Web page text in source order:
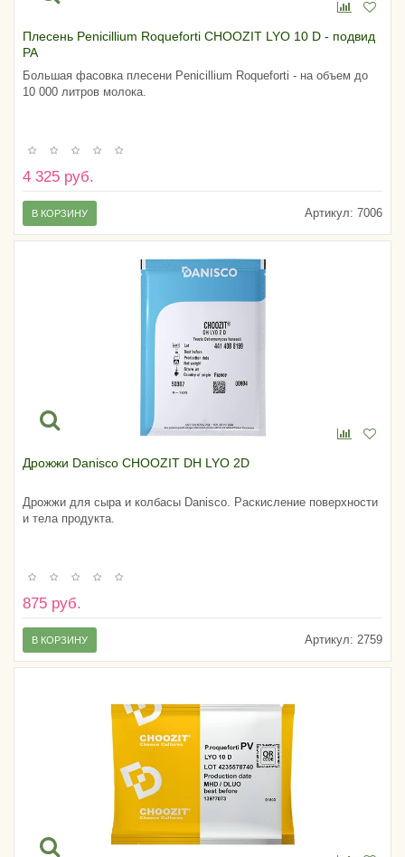
Плесень Penicillium Roqueforti CHOOZIT LYO 10 D - подвид
PA
Большая фасовка плесени Penicillium Roqueforti - на объем до
10 000 литров молока.
4 325 руб.
Артикул: 7006
В КОРЗИНУ
Дрожжи Danisco CHOOZIT DH LYO 2D
Дрожжи для сыра и колбасы Danisco. Раскисление поверхности
и тела продукта.
875 руб.
Артикул: 2759
В КОРЗИНУ